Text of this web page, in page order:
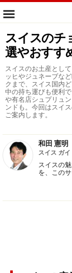
スイスのチ
選やおすす
スイスのお土産とし
ッヒやジュネーブな
クまで、スイス国内
中の持ち運びも便利
や有名店シュプリュ
ンドも。今回はスイ
ご案内します。
和田 憲明
スイス ガイ
スイスの
を、この